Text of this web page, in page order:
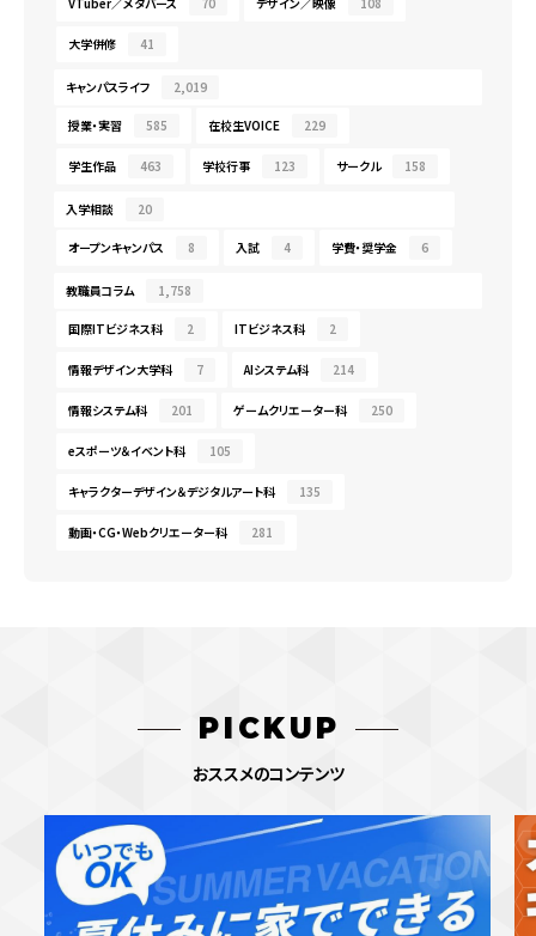
大学併修 41
キャンパスライフ 2,019
授業・実習 585 在校生VOICE 229
学生作品 463 学校行事 123 サークル 158
入学相談 20
オープンキャンパス 8 入試 4 学費・奨学金 6
教職員コラム 1,758
国際ITビジネス科 2 ITビジネス科 2
情報デザイン大学科 7 AIシステム科 214
情報システム科 201 ゲームクリエーター科 250
eスポーツ＆イベント科 105
キャラクターデザイン＆デジタルアート科 135
動画・CG・Webクリエーター科 281
PICKUP
おススメのコンテンツ